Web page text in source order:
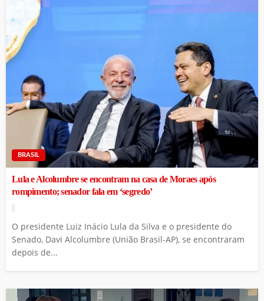
BRASIL
Lula e Alcolumbre se encontram na casa de Moraes após
rompimento; senador fala em ‘segredo’
O presidente Luiz Inácio Lula da Silva e o presidente do
Senado, Davi Alcolumbre (União Brasil-AP), se encontraram
depois de...